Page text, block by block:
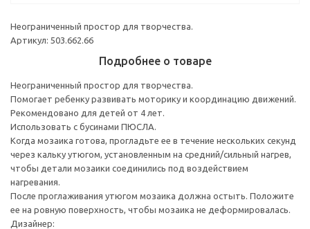
Неограниченный простор для творчества.
Артикул: 503.662.66
Подробнее о товаре
Неограниченный простор для творчества.
Помогает ребенку развивать моторику и координацию движений.
Рекомендовано для детей от 4 лет.
Использовать с бусинами ПЮСЛА.
Когда мозаика готова, прогладьте ее в течение нескольких секунд
через кальку утюгом, установленным на средний/сильный нагрев,
чтобы детали мозаики соединились под воздействием
нагревания.
После проглаживания утюгом мозаика должна остыть. Положите
ее на ровную поверхность, чтобы мозаика не деформировалась.
Дизайнер: